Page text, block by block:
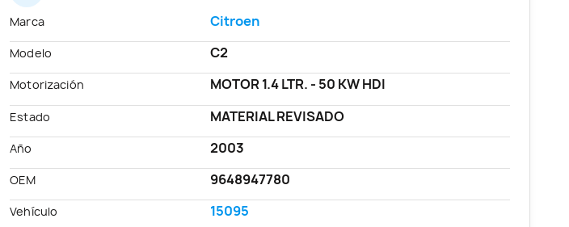
Marca Citroen
Modelo C2
Motorización MOTOR 1.4 LTR. - 50 KW HDI
Estado MATERIAL REVISADO
Año 2003
OEM 9648947780
Vehículo 15095